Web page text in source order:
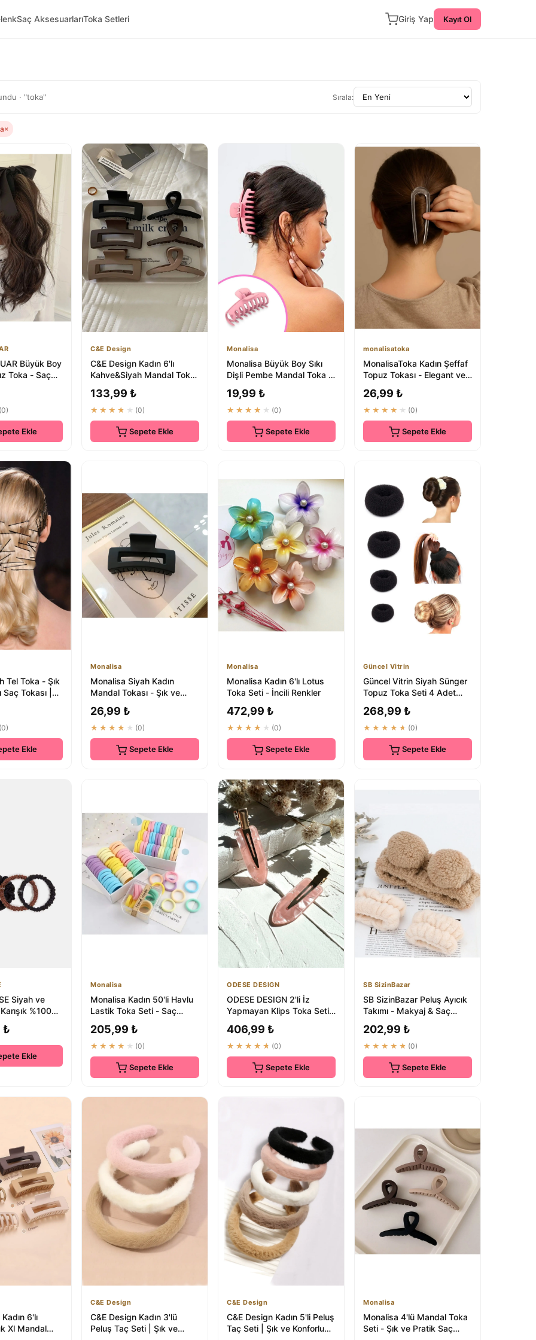
Saç AksesuarlarıToka Setleri Giriş Yap Kayıt Ol
· "toka" Sırala:
×
Büyük Boy
Toka - Saç
(0)
Ekle
C&E Design
C&E Design Kadın 6'lı
Kahve&Siyah Mandal Toka
133,99 ₺
★★★★★ (0)
Sepete Ekle
Monalisa
Monalisa Büyük Boy Sıkı
Dişli Pembe Mandal Toka -
19,99 ₺
★★★★★ (0)
Sepete Ekle
monalisatoka
MonalisaToka Kadın Şeffaf
Topuz Tokası - Elegant ve
26,99 ₺
★★★★★ (0)
Sepete Ekle
Tel Toka - Şık
Tokası |
(0)
Ekle
Monalisa
Monalisa Siyah Kadın
Mandal Tokası - Şık ve
Pratik Saç Aksesuarı
26,99 ₺
★★★★★ (0)
Sepete Ekle
Monalisa
Monalisa Kadın 6'lı Lotus
Toka Seti - İncili Renkler
472,99 ₺
★★★★★ (0)
Sepete Ekle
Güncel Vitrin
Güncel Vitrin Siyah Sünger
Topuz Toka Seti 4 Adet
6cm-8cm-9cm-11cm
268,99 ₺
★★★★★ (0)
Sepete Ekle
Siyah ve
%100
₺
Ekle
Monalisa
Monalisa Kadın 50'li Havlu
Lastik Toka Seti - Saç
205,99 ₺
★★★★★ (0)
Sepete Ekle
ODESE DESIGN
ODESE DESIGN 2'li İz
Yapmayan Klips Toka Seti
ve Akse...
406,99 ₺
★★★★★ (0)
Sepete Ekle
SB SizinBazar
SB SizinBazar Peluş Ayıcık
Takımı - Makyaj & Saç
202,99 ₺
★★★★★ (0)
Sepete Ekle
6'lı
Xl Mandal
C&E Design
C&E Design Kadın 3'lü
Peluş Taç Seti | Şık ve
C&E Design
C&E Design Kadın 5'li Peluş
Taç Seti | Şık ve Konforlu
Monalisa
Monalisa 4'lü Mandal Toka
Seti - Şık ve Pratik Saç